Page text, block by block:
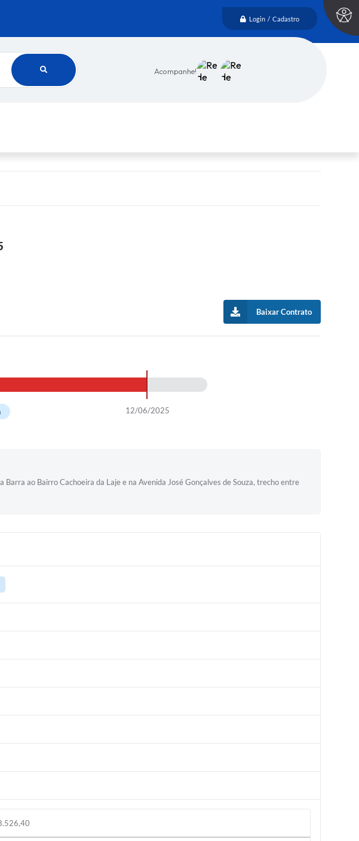
Login / Cadastro
Acompanhe!
Baixar Contrato
12/06/2025
ao Bairro Cachoeira da Laje e na Avenida José Gonçalves de Souza, trecho entre